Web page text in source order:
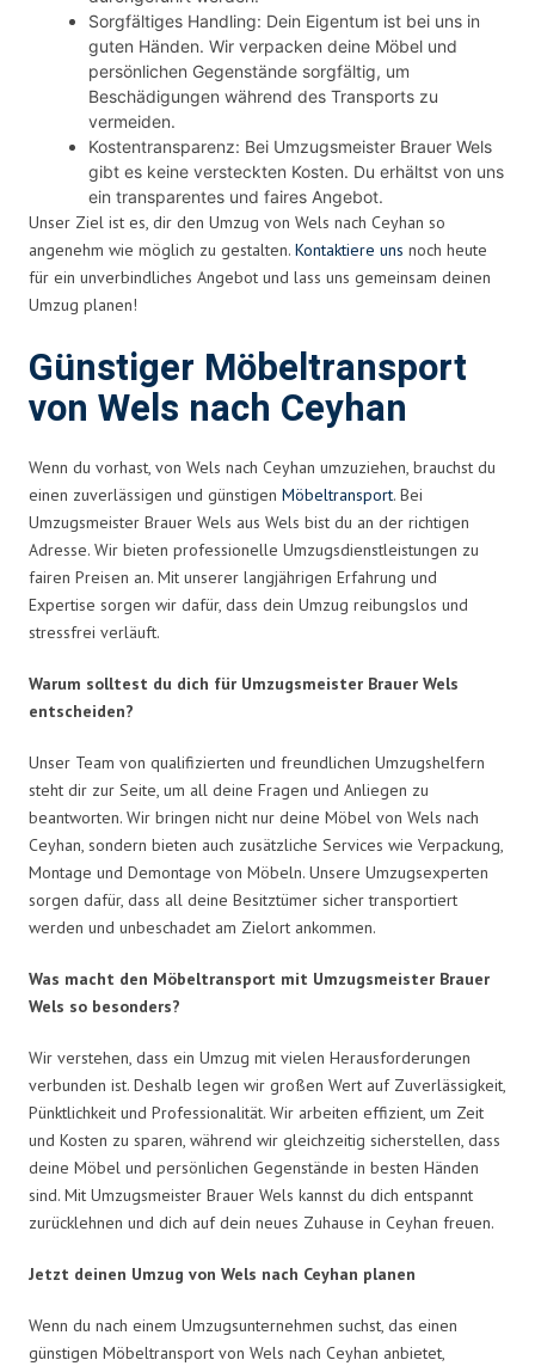
Sorgfältiges Handling: Dein Eigentum ist bei uns in
guten Händen. Wir verpacken deine Möbel und
persönlichen Gegenstände sorgfältig, um
Beschädigungen während des Transports zu
vermeiden.
Kostentransparenz: Bei Umzugsmeister Brauer Wels
gibt es keine versteckten Kosten. Du erhältst von uns
ein transparentes und faires Angebot.
Unser Ziel ist es, dir den Umzug von Wels nach Ceyhan so
angenehm wie möglich zu gestalten. Kontaktiere uns noch heute
für ein unverbindliches Angebot und lass uns gemeinsam deinen
Umzug planen!
Günstiger Möbeltransport
von Wels nach Ceyhan
Wenn du vorhast, von Wels nach Ceyhan umzuziehen, brauchst du
einen zuverlässigen und günstigen Möbeltransport. Bei
Umzugsmeister Brauer Wels aus Wels bist du an der richtigen
Adresse. Wir bieten professionelle Umzugsdienstleistungen zu
fairen Preisen an. Mit unserer langjährigen Erfahrung und
Expertise sorgen wir dafür, dass dein Umzug reibungslos und
stressfrei verläuft.
Warum solltest du dich für Umzugsmeister Brauer Wels
entscheiden?
Unser Team von qualifizierten und freundlichen Umzugshelfern
steht dir zur Seite, um all deine Fragen und Anliegen zu
beantworten. Wir bringen nicht nur deine Möbel von Wels nach
Ceyhan, sondern bieten auch zusätzliche Services wie Verpackung,
Montage und Demontage von Möbeln. Unsere Umzugsexperten
sorgen dafür, dass all deine Besitztümer sicher transportiert
werden und unbeschadet am Zielort ankommen.
Was macht den Möbeltransport mit Umzugsmeister Brauer
Wels so besonders?
Wir verstehen, dass ein Umzug mit vielen Herausforderungen
verbunden ist. Deshalb legen wir großen Wert auf Zuverlässigkeit,
Pünktlichkeit und Professionalität. Wir arbeiten effizient, um Zeit
und Kosten zu sparen, während wir gleichzeitig sicherstellen, dass
deine Möbel und persönlichen Gegenstände in besten Händen
sind. Mit Umzugsmeister Brauer Wels kannst du dich entspannt
zurücklehnen und dich auf dein neues Zuhause in Ceyhan freuen.
Jetzt deinen Umzug von Wels nach Ceyhan planen
Wenn du nach einem Umzugsunternehmen suchst, das einen
günstigen Möbeltransport von Wels nach Ceyhan anbietet,